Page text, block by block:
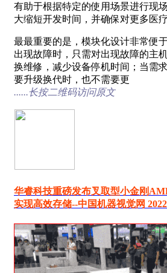
有助于根据特定的使用场景进行现
大缩短开发时间，并确保对更多医
最最重要的是，模块化设计非常便
出现故障时，只需对出现故障的主
换维修，减少设备停机时间；当需
要升级换代时，也不需要更
......长按二维码访问原文
华睿科技重磅发布叉取型小金刚
实现高效存储--中国机器视觉网